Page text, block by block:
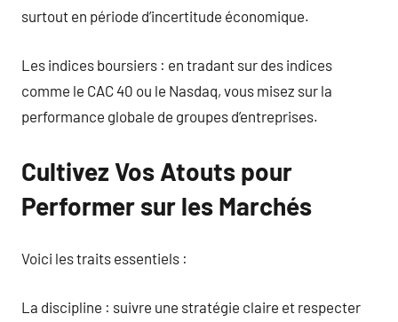
surtout en période d’incertitude économique.
Les indices boursiers : en tradant sur des indices
comme le CAC 40 ou le Nasdaq, vous misez sur la
performance globale de groupes d’entreprises.
Cultivez Vos Atouts pour
Performer sur les Marchés
Voici les traits essentiels :
La discipline : suivre une stratégie claire et respecter